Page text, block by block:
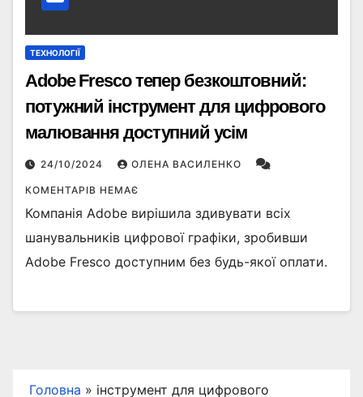
ТЕХНОЛОГІЇ
Adobe Fresco тепер безкоштовний:
потужний інструмент для цифрового
малювання доступний усім
24/10/2024 ОЛЕНА ВАСИЛЕНКО
КОМЕНТАРІВ НЕМАЄ
Компанія Adobe вирішила здивувати всіх
шанувальників цифрової графіки, зробивши
Adobe Fresco доступним без будь-якої оплати.
Головна » інструмент для цифрового